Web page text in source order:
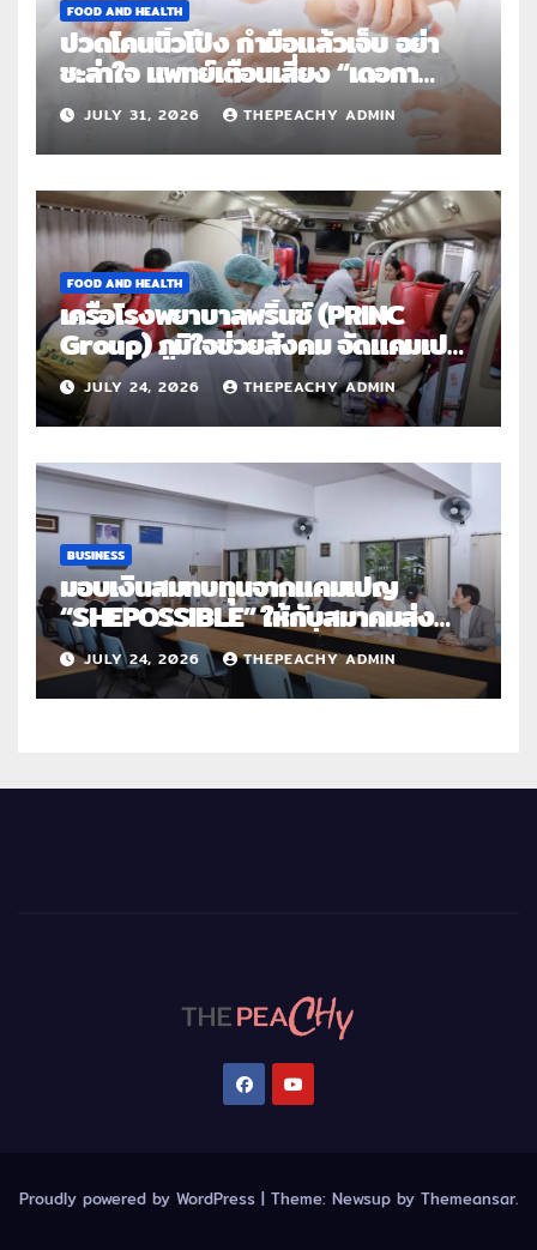
FOOD AND HEALTH
ปวดโคนนิ้วโป้ง กำมือแล้วเจ็บ อย่า
ชะล่าใจ แพทย์เตือนเสี่ยง “เดอกา
แวง” โรคปลอกหุ้มเอ็นอักเสบจากการ
ใช้งานซ้ำ
JULY 31, 2026 THEPEACHY ADMIN
FOOD AND HEALTH
เครือโรงพยาบาลพริ้นซ์ (PRINC
Group) ภูมิใจช่วยสังคม จัดแคมเปญ
ใหญ่ระดับประเทศ “PRINC ผสาน :
สานต่อการให้ไม่สิ้นสุด”
JULY 24, 2026 THEPEACHY ADMIN
BUSINESS
มอบเงินสมทบทุนจากแคมเปญ
“SHEPOSSIBLE” ให้กับสมาคมส่ง
เสริมสถานภาพสตรีฯ เนื่องในวันสตรี
สากล 2569
JULY 24, 2026 THEPEACHY ADMIN
Proudly powered by WordPress | Theme: Newsup by Themeansar.